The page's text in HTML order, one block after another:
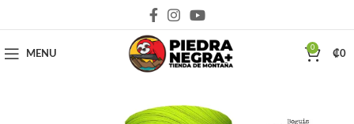
MENU
0
₡0
Deja que la montaña sea parte de tu vida